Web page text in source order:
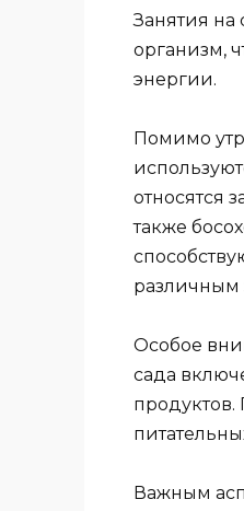
Занятия на
организм,
энергии.
Помимо
относятся
также
различным
Особое
сада
продуктов.
Важным